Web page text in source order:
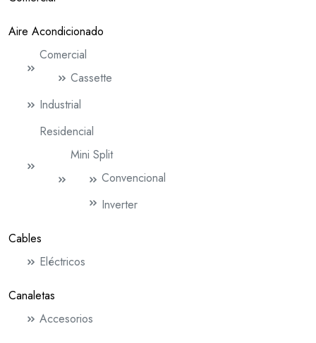
Aire Acondicionado
Comercial
Cassette
Industrial
Residencial
Mini Split
Convencional
Inverter
Cables
Eléctricos
Canaletas
Accesorios